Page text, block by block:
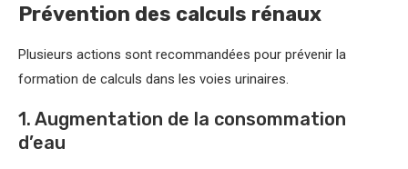
Prévention des calculs rénaux
Plusieurs actions sont recommandées pour prévenir la
formation de calculs dans les voies urinaires.
1. Augmentation de la consommation
d’eau